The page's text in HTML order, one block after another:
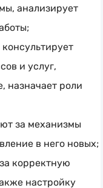
анализирует
и услуг,
назначает роли
за механизмы
в него новых;
корректную
настройку